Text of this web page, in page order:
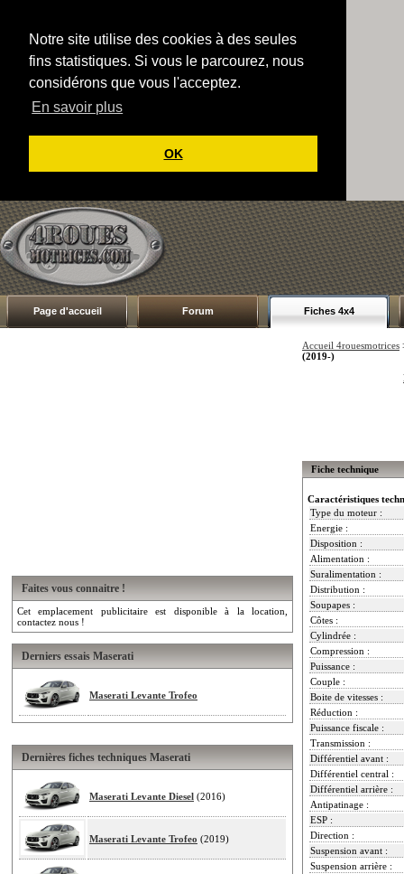
Notre site utilise des cookies à des seules
fins statistiques. Si vous le parcourez, nous
considérons que vous l'acceptez.
En savoir plus
OK
Page d'accueil Forum Fiches 4x4
Faites vous connaitre !
Cet emplacement publicitaire est disponible à la location,
contactez nous !
Derniers essais Maserati
Maserati Levante Trofeo
Dernières fiches techniques Maserati
Maserati Levante Diesel (2016)
Maserati Levante Trofeo (2019)
Accueil 4rouesmotrices
(2019-)
Fiche technique
Caractéristiques
Type du moteur :
Energie :
Disposition :
Alimentation :
Suralimentation :
Distribution :
Soupapes :
Côtes :
Cylindrée :
Compression :
Puissance :
Couple :
Boite de vitesses :
Réduction :
Puissance fiscale :
Transmission :
Différentiel avant :
Différentiel central :
Différentiel arrière :
Antipatinage :
ESP :
Direction :
Suspension avant :
Suspension arrière :